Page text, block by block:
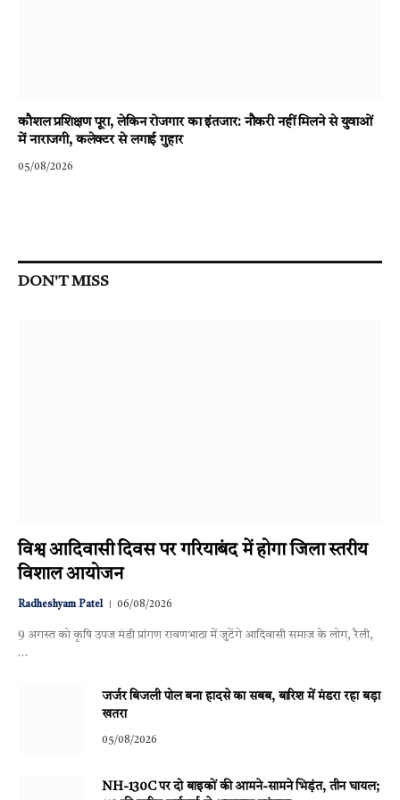
कौशल प्रशिक्षण पूरा, लेकिन रोजगार का इंतजार: नौकरी नहीं मिलने से युवाओं
में नाराजगी, कलेक्टर से लगाई गुहार
05/08/2026
DON'T MISS
विश्व आदिवासी दिवस पर गरियाबंद में होगा जिला स्तरीय
विशाल आयोजन
Radheshyam Patel 06/08/2026
9 अगस्त को कृषि उपज मंडी प्रांगण रावणभाठा में जुटेंगे आदिवासी समाज के लोग, रैली,
…
जर्जर बिजली पोल बना हादसे का सबब, बारिश में मंडरा रहा बड़ा
खतरा
05/08/2026
NH-130C पर दो बाइकों की आमने-सामने भिड़ंत, तीन घायल;